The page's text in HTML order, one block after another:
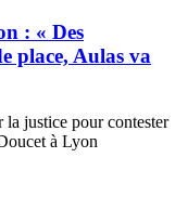
: « Des
place, Aulas va
justice pour contester
à Lyon